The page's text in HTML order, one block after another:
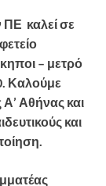
καλεί σε
– μετρό
Καλούμε
Αθήνας και
και